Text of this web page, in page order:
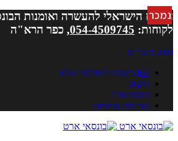
המרכז הישראלי להעשרה ואומנות
לקוחות: 054-4509745, כפר הרא"ה
חפש מוצרים
הרשמה לניוזלטר שלנו
תקנון
גיפטקארד
מדיניות פרטיות
נמכר